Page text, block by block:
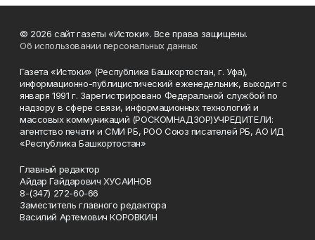
© 2026 сайт газеты «Истоки». Все права защищены.
Об использовании персональных данных
Газета «Истоки» (Республика Башкортостан, г. Уфа),
информационно-публицистический еженедельник, выходит с
января 1991 г. Зарегистрировано Федеральной службой по
надзору в сфере связи, информационных технологий и
массовых коммуникаций (РОСКОМНАДЗОР)УЧРЕДИТЕЛИ:
агентство печати и СМИ РБ, РОО Союз писателей РБ, АО ИД
«Республика Башкортостан»
Главный редактор
Айдар Гайдарович ХУСАИНОВ
8-(347) 272-60-66
Заместитель главного редактора
Василий Артемович КОРОВКИН